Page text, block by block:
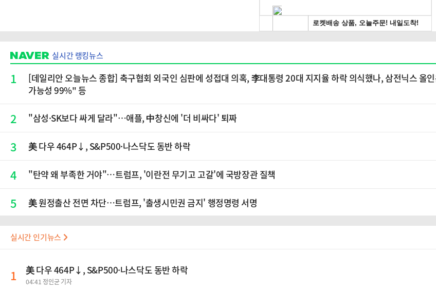
실시간 랭킹뉴스
1
[데일리안 오늘뉴스 종합] 축구협회 외국인 심판에 성접대 의혹, 李대통령 20대 지지율 하락 의식했나, 삼전닉스 올
가능성 99%" 등
2 "삼성·SK보다 싸게 달라"…애플, 中창신에 '더 비싸다' 퇴짜
3 美 다우 464P↓, S&P500·나스닥도 동반 하락
4 "탄약 왜 부족한 거야"…트럼프, '이란전 무기고 고갈'에 국방장관 질책
5 美 원정출산 전면 차단…트럼프, '출생시민권 금지' 행정명령 서명
실시간 인기뉴스
1 美 다우 464P↓, S&P500·나스닥도 동반 하락
04:41 정인균 기자